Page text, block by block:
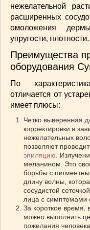
ПЕРВЫЕ БЛЮДА
ПОСТНЫЕ БЛЮДА
САЛАТИКИ
(132)
Мясные(33)
Овощные(52)
Рыбные(18)
СОУСЫ(6)
ПЕЧЕМ ВМЕСТЕ(257)
Блинчики(13)
Печенье(22)
Пироги(139)
Пирожные (13)
Торты(54)
Торты без выпечки
НАПИТКИ(26)
КРАСОТА И
САМОРАЗВИТИЕ(12)
ИНТЕРЕСНЫЕ
нежелательной
расширенных
омоложения
упругости, плотности.
Преимущества
оборудования
По
отличается от
имеет плюсы:
Четко выверенная
корректировки в
нежелательных
позволяют
эпиляцию .
меланином. Это
борьбы с
длину волны,
сосудистой
лица с симптомами
За короткое время,
можно выполнить
пожелания человека.